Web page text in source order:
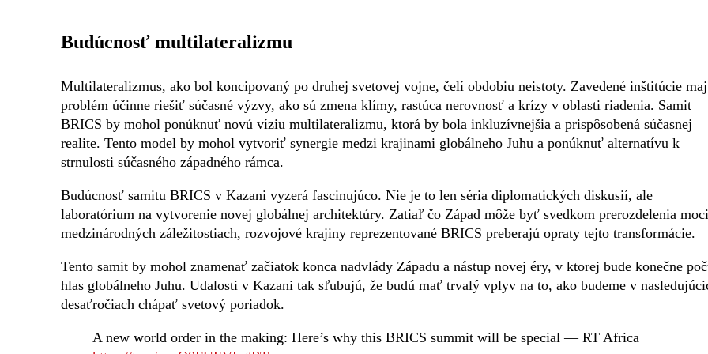
Budúcnosť multilateralizmu
Multilateralizmus, ako bol koncipovaný po druhej svetovej vojne, čelí obdobiu neistoty. Zavedené inštitúcie
problém účinne riešiť súčasné výzvy, ako sú zmena klímy, rastúca nerovnosť a krízy v oblasti riadenia. Samit
BRICS by mohol ponúknuť novú víziu multilateralizmu, ktorá by bola inkluzívnejšia a prispôsobená súčasnej
realite. Tento model by mohol vytvoriť synergie medzi krajinami globálneho Juhu a ponúknuť alternatívu k
strnulosti súčasného západného rámca.
Budúcnosť samitu BRICS v Kazani vyzerá fascinujúco. Nie je to len séria diplomatických diskusií, ale
laboratórium na vytvorenie novej globálnej architektúry. Zatiaľ čo Západ môže byť svedkom prerozdelenia
medzinárodných záležitostiach, rozvojové krajiny reprezentované BRICS preberajú opraty tejto transformácie.
Tento samit by mohol znamenať začiatok konca nadvlády Západu a nástup novej éry, v ktorej bude konečne
hlas globálneho Juhu. Udalosti v Kazani tak sľubujú, že budú mať trvalý vplyv na to, ako budeme v
desaťročiach chápať svetový poriadok.
A new world order in the making: Here’s why this BRICS summit will be special — RT Africa